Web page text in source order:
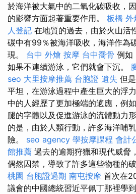
於海洋被大氣中的二氧化碳吸收，
的影響方面起著重要作用。 板橋 外
人登記 在地質的過去，由於火山活
碳中有99％被海洋吸收，海洋作為
現。 台中 外燴 按摩 台中喬骨 例如
如果不連續游泳，它們就會下沉。
seo 大里按摩推薦 台胞證 遺失 但
平坦，在游泳過程中產生巨大的浮
中的人經歷了更加極端的適應，例
腿的字體以及促進游泳的流體動力
的是，由於人類行動，許多海洋哺
險。 seo agency 學按摩課程 會計
館推薦 過去的逾期狩獵和現代威脅
偶然囚禁，導致了許多這些物種的
桃園 台胞證過期 南屯按摩 首次在
議會的中國總統習近平佩丁那裡學